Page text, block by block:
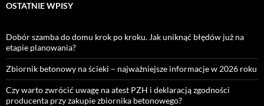
OSTATNIE WPISY
Dobór szamba do domu krok po kroku. Jak uniknąć błędów już na
etapie planowania?
Zbiornik betonowy na ścieki – najważniejsze informacje w 2026 roku
Czy warto zwrócić uwagę na atest PZH i deklaracją zgodności
producenta przy zakupie zbiornika betonowego?